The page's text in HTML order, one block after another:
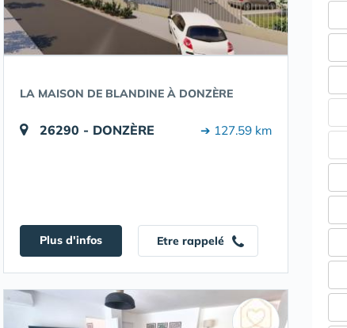
LA MAISON DE BLANDINE À DONZÈRE
26290 - DONZÈRE ➔ 127.59 km
Plus d'infos Etre rappelé